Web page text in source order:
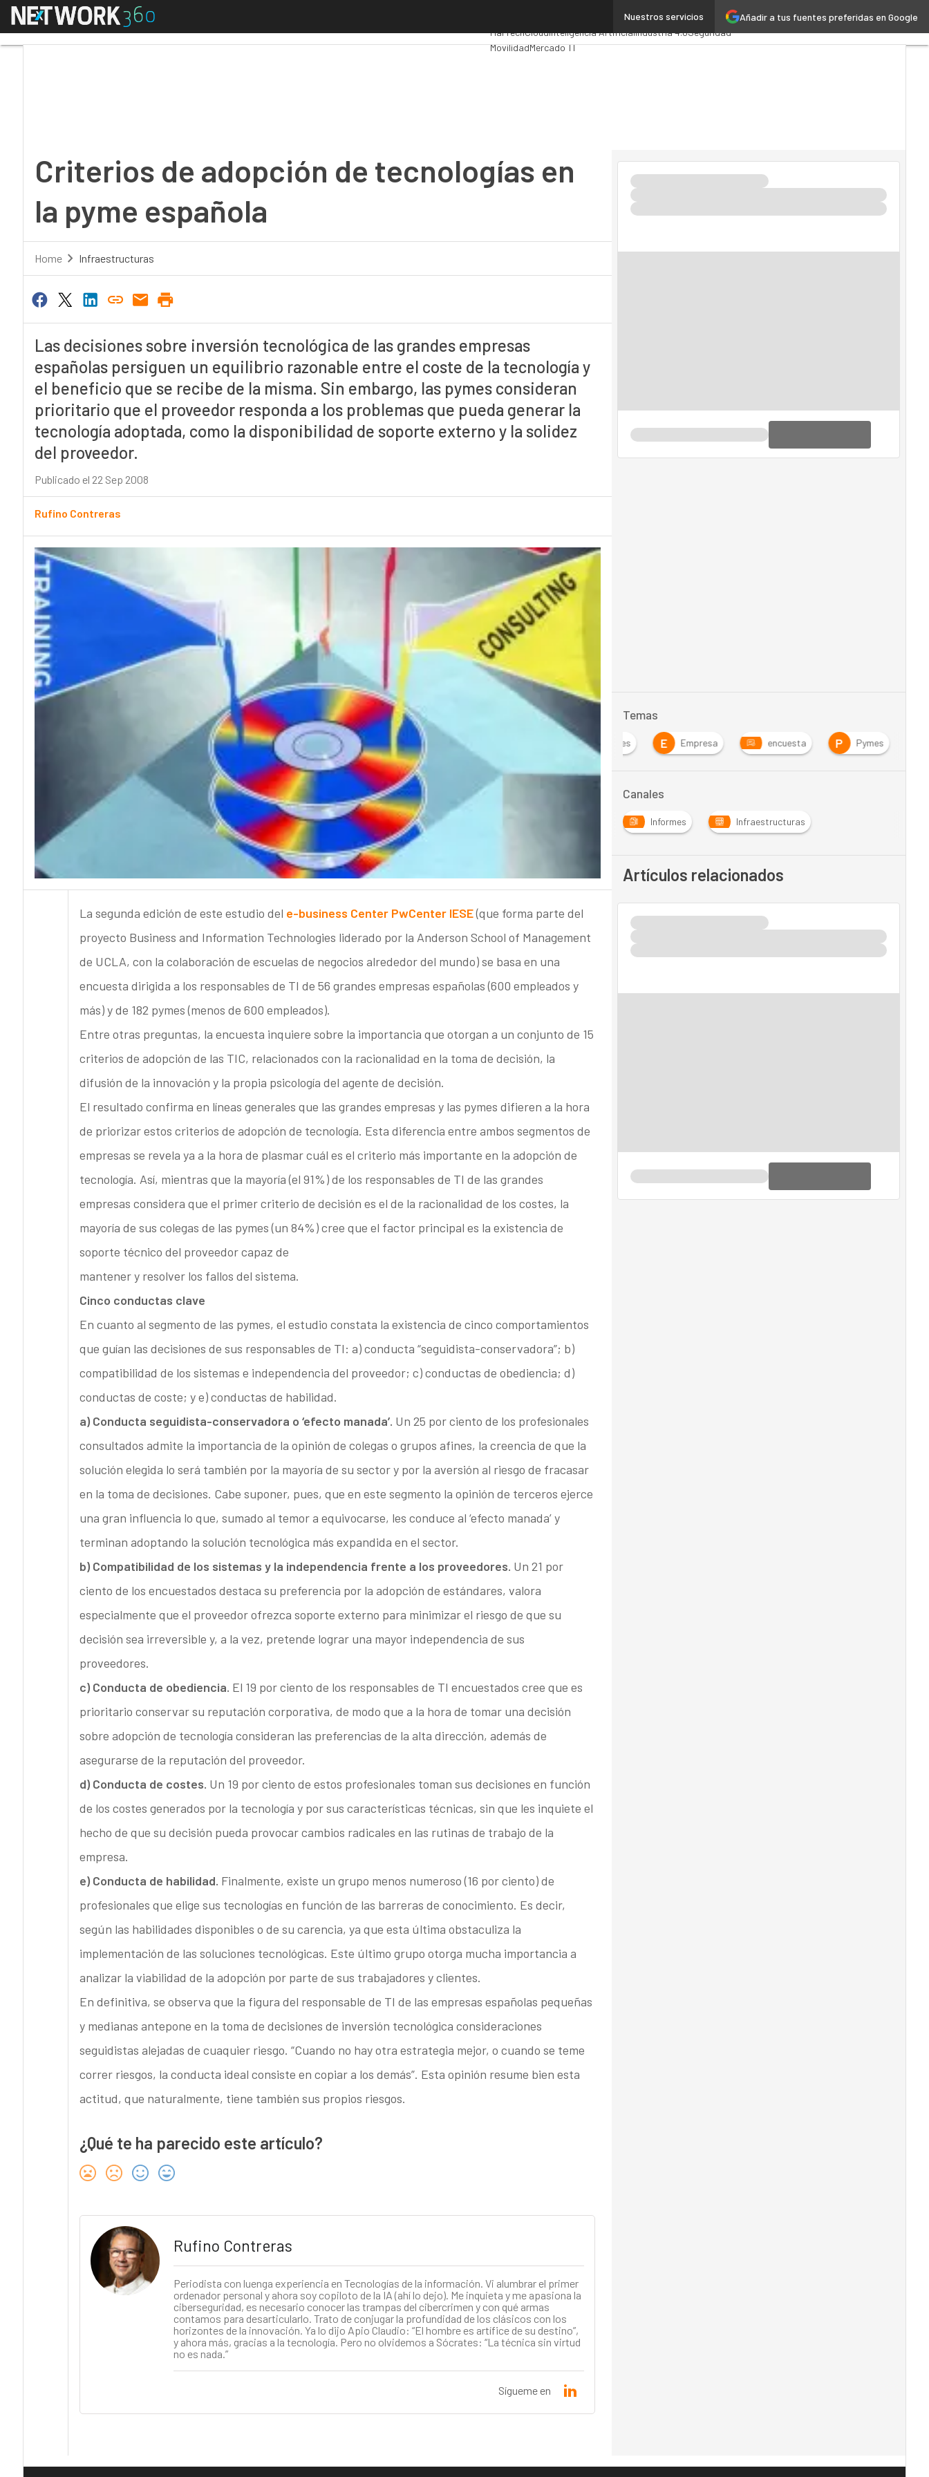
Añadir a tus fuentes preferidas en Google
Nuestros servicios
Menú
Administración Pública
MarTechCloudInteligencia ArtificialIndustria 4.0Seguridad
MovilidadMercado TI
Criterios de adopción de tecnologías en
la pyme española
Home Infraestructuras
Las decisiones sobre inversión tecnológica de las grandes empresas
españolas persiguen un equilibrio razonable entre el coste de la tecnología y
el beneficio que se recibe de la misma. Sin embargo, las pymes consideran
prioritario que el proveedor responda a los problemas que pueda generar la
tecnología adoptada, como la disponibilidad de soporte externo y la solidez
del proveedor.
Publicado el 22 Sep 2008
Rufino Contreras
La segunda edición de este estudio del e-business Center PwCenter IESE(que forma parte del
proyecto Business and Information Technologies liderado por la Anderson School of Management
de UCLA, con la colaboración de escuelas de negocios alrededor del mundo) se basa en una
encuesta dirigida a los responsables de TI de 56 grandes empresas españolas (600 empleados y
más) y de 182 pymes (menos de 600 empleados).
Entre otras preguntas, la encuesta inquiere sobre la importancia que otorgan a un conjunto de 15
criterios de adopción de las TIC, relacionados con la racionalidad en la toma de decisión, la
difusión de la innovación y la propia psicología del agente de decisión.
El resultado confirma en líneas generales que las grandes empresas y las pymes difieren a la hora
de priorizar estos criterios de adopción de tecnología. Esta diferencia entre ambos segmentos de
empresas se revela ya a la hora de plasmar cuál es el criterio más importante en la adopción de
tecnología. Así, mientras que la mayoría (el 91%) de los responsables de TI de las grandes
empresas considera que el primer criterio de decisión es el de la racionalidad de los costes, la
mayoría de sus colegas de las pymes (un 84%) cree que el factor principal es la existencia de
soporte técnico del proveedor capaz de
mantener y resolver los fallos del sistema.
Cinco conductas clave
En cuanto al segmento de las pymes, el estudio constata la existencia de cinco comportamientos
que guían las decisiones de sus responsables de TI: a) conducta “seguidista-conservadora”; b)
compatibilidad de los sistemas e independencia del proveedor; c) conductas de obediencia; d)
conductas de coste; y e) conductas de habilidad.
a) Conducta seguidista-conservadora o ‘efecto manada’. Un 25 por ciento de los profesionales
consultados admite la importancia de la opinión de colegas o grupos afines, la creencia de que la
solución elegida lo será también por la mayoría de su sector y por la aversión al riesgo de fracasar
en la toma de decisiones. Cabe suponer, pues, que en este segmento la opinión de terceros ejerce
una gran influencia lo que, sumado al temor a equivocarse, les conduce al ‘efecto manada’ y
terminan adoptando la solución tecnológica más expandida en el sector.
b) Compatibilidad de los sistemas y la independencia frente a los proveedores. Un 21 por
ciento de los encuestados destaca su preferencia por la adopción de estándares, valora
especialmente que el proveedor ofrezca soporte externo para minimizar el riesgo de que su
decisión sea irreversible y, a la vez, pretende lograr una mayor independencia de sus
proveedores.
c) Conducta de obediencia. El 19 por ciento de los responsables de TI encuestados cree que es
prioritario conservar su reputación corporativa, de modo que a la hora de tomar una decisión
sobre adopción de tecnología consideran las preferencias de la alta dirección, además de
asegurarse de la reputación del proveedor.
d) Conducta de costes. Un 19 por ciento de estos profesionales toman sus decisiones en función
de los costes generados por la tecnología y por sus características técnicas, sin que les inquiete el
hecho de que su decisión pueda provocar cambios radicales en las rutinas de trabajo de la
empresa.
e) Conducta de habilidad. Finalmente, existe un grupo menos numeroso (16 por ciento) de
profesionales que elige sus tecnologías en función de las barreras de conocimiento. Es decir,
según las habilidades disponibles o de su carencia, ya que esta última obstaculiza la
implementación de las soluciones tecnológicas. Este último grupo otorga mucha importancia a
analizar la viabilidad de la adopción por parte de sus trabajadores y clientes.
En definitiva, se observa que la figura del responsable de TI de las empresas españolas pequeñas
y medianas antepone en la toma de decisiones de inversión tecnológica consideraciones
seguidistas alejadas de cuaquier riesgo. “Cuando no hay otra estrategia mejor, o cuando se teme
correr riesgos, la conducta ideal consiste en copiar a los demás”. Esta opinión resume bien esta
actitud, que naturalmente, tiene también sus propios riesgos.
¿Qué te ha parecido este artículo?
Rufino Contreras
Periodista con luenga experiencia en Tecnologías de la información. Vi alumbrar el primer
ordenador personal y ahora soy copiloto de la IA (ahí lo dejo). Me inquieta y me apasiona la
ciberseguridad, es necesario conocer las trampas del cibercrimen y con qué armas
contamos para desarticularlo. Trato de conjugar la profundidad de los clásicos con los
horizontes de la innovación. Ya lo dijo Apio Claudio: “El hombre es artífice de su destino”,
y ahora más, gracias a la tecnología. Pero no olvidemos a Sócrates: “La técnica sin virtud
no es nada.”
Sígueme en
Temas
C
Costes E Empresa encuesta P Pymes
Canales
Informes Infraestructuras
Artículos relacionados